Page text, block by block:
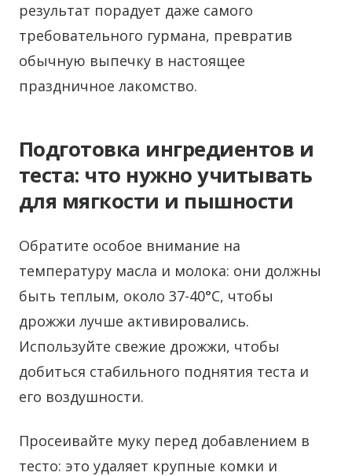
результат порадует даже самого
требовательного гурмана, превратив
обычную выпечку в настоящее
праздничное лакомство.
Подготовка ингредиентов и
теста: что нужно учитывать
для мягкости и пышности
Обратите особое внимание на
температуру масла и молока: они должны
быть теплым, около 37-40°C, чтобы
дрожжи лучше активировались.
Используйте свежие дрожжи, чтобы
добиться стабильного поднятия теста и
его воздушности.
Просеивайте муку перед добавлением в
тесто: это удаляет крупные комки и